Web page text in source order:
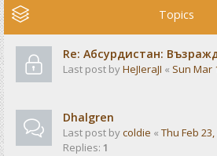
Topics
Re: Абсурдистан:
Last post byHeJIeraJI « Sun Mar
Dhalgren
Last post bycoldie « Thu Feb
Replies: 1